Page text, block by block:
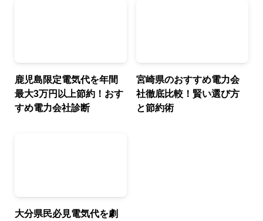
鹿児島限定電気代を年間
最大3万円以上節約！おす
すめ電力会社診断
宮崎県のおすすめ電力会
社徹底比較！賢い選び方
と節約術
大分県民必見電気代を劇